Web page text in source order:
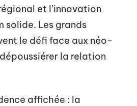
et l’innovation
solide. Les grands
le défi face aux néo-
la relation
affichée : la